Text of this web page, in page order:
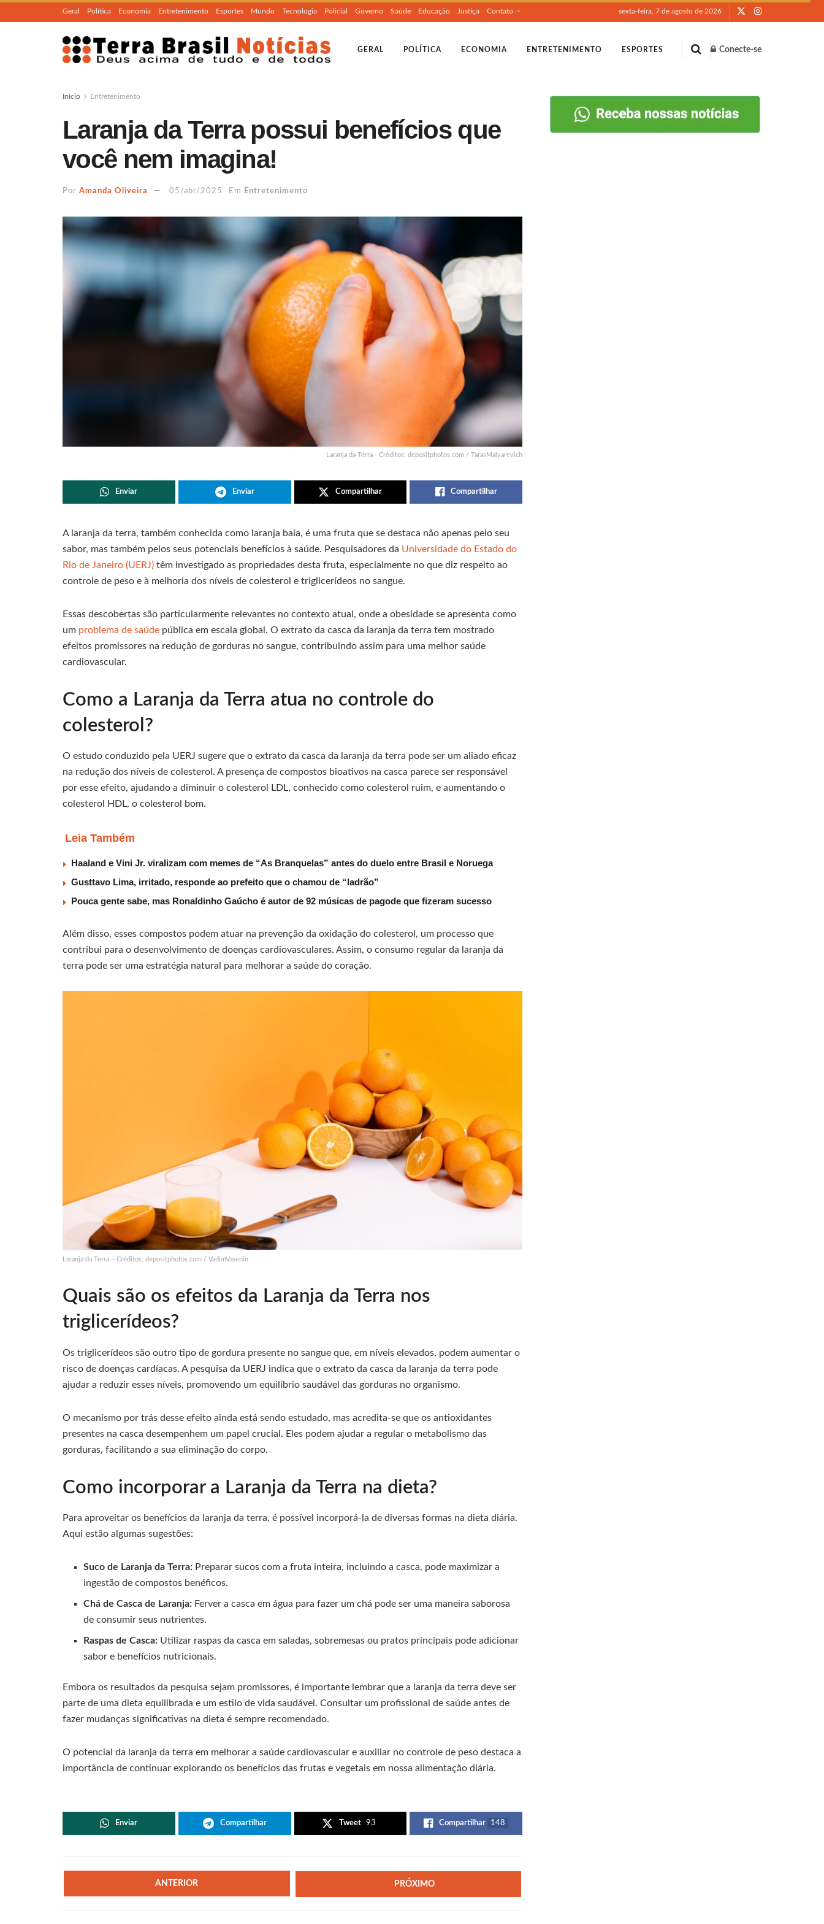
Geral Política Economia Entretenimento Esportes Mundo Tecnologia Policial Governo Saúde Educação Justiça Contato sexta-feira, 7 de agosto de 2026
GERAL POLÍTICA ECONOMIA ENTRETENIMENTO ESPORTES Conecte-se
Início Entretenimento
Laranja da Terra possui benefícios que
você nem imagina!
Por Amanda Oliveira 05/abr/2025 Em Entretenimento
Laranja da Terra - Créditos: depositphotos.com / TarasMalyarevich
Enviar Enviar Compartilhar Compartilhar
A laranja da terra, também conhecida como laranja baía, é uma fruta que se destaca não apenas pelo seu
sabor, mas também pelos seus potenciais benefícios à saúde. Pesquisadores da Universidade do Estado do
Rio de Janeiro (UERJ) têm investigado as propriedades desta fruta, especialmente no que diz respeito ao
controle de peso e à melhoria dos níveis de colesterol e triglicerídeos no sangue.
Essas descobertas são particularmente relevantes no contexto atual, onde a obesidade se apresenta como
um problema de saúde pública em escala global. O extrato da casca da laranja da terra tem mostrado
efeitos promissores na redução de gorduras no sangue, contribuindo assim para uma melhor saúde
cardiovascular.
Como a Laranja da Terra atua no controle do
colesterol?
O estudo conduzido pela UERJ sugere que o extrato da casca da laranja da terra pode ser um aliado eficaz
na redução dos níveis de colesterol. A presença de compostos bioativos na casca parece ser responsável
por esse efeito, ajudando a diminuir o colesterol LDL, conhecido como colesterol ruim, e aumentando o
colesterol HDL, o colesterol bom.
Leia Também
Haaland e Vini Jr. viralizam com memes de “As Branquelas” antes do duelo entre Brasil e Noruega
Gusttavo Lima, irritado, responde ao prefeito que o chamou de “ladrão”
Pouca gente sabe, mas Ronaldinho Gaúcho é autor de 92 músicas de pagode que fizeram sucesso
Além disso, esses compostos podem atuar na prevenção da oxidação do colesterol, um processo que
contribui para o desenvolvimento de doenças cardiovasculares. Assim, o consumo regular da laranja da
terra pode ser uma estratégia natural para melhorar a saúde do coração.
Laranja da Terra – Créditos: depositphotos.com / VadimVasenin
Quais são os efeitos da Laranja da Terra nos
triglicerídeos?
Os triglicerídeos são outro tipo de gordura presente no sangue que, em níveis elevados, podem aumentar o
risco de doenças cardíacas. A pesquisa da UERJ indica que o extrato da casca da laranja da terra pode
ajudar a reduzir esses níveis, promovendo um equilíbrio saudável das gorduras no organismo.
O mecanismo por trás desse efeito ainda está sendo estudado, mas acredita-se que os antioxidantes
presentes na casca desempenhem um papel crucial. Eles podem ajudar a regular o metabolismo das
gorduras, facilitando a sua eliminação do corpo.
Como incorporar a Laranja da Terra na dieta?
Para aproveitar os benefícios da laranja da terra, é possível incorporá-la de diversas formas na dieta diária.
Aqui estão algumas sugestões:
Suco de Laranja da Terra: Preparar sucos com a fruta inteira, incluindo a casca, pode maximizar a
ingestão de compostos benéficos.
Chá de Casca de Laranja: Ferver a casca em água para fazer um chá pode ser uma maneira saborosa
de consumir seus nutrientes.
Raspas de Casca: Utilizar raspas da casca em saladas, sobremesas ou pratos principais pode adicionar
sabor e benefícios nutricionais.
Embora os resultados da pesquisa sejam promissores, é importante lembrar que a laranja da terra deve ser
parte de uma dieta equilibrada e um estilo de vida saudável. Consultar um profissional de saúde antes de
fazer mudanças significativas na dieta é sempre recomendado.
O potencial da laranja da terra em melhorar a saúde cardiovascular e auxiliar no controle de peso destaca a
importância de continuar explorando os benefícios das frutas e vegetais em nossa alimentação diária.
Enviar Compartilhar Tweet 93 Compartilhar 148
ANTERIOR PRÓXIMO